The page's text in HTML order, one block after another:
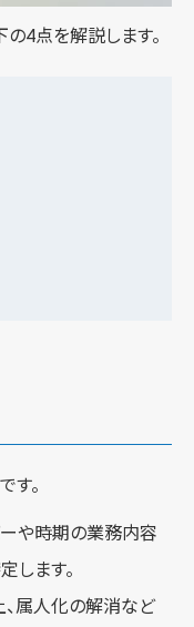
の4点を解説します。
す。
や時期の業務内容
します。
属人化の解消など